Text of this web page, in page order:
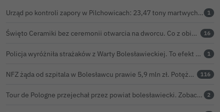
Urząd po kontroli zapory w Pilchowicach: 23,47 tony martwych ryb i zawiadomienie do prokuratury 1
Święto Ceramiki bez ceremonii otwarcia na dworcu. Co z obietnicą prezydenta Bolesławca? 16
Policja wyróżniła strażaków z Warty Bolesławieckiej. To efekt nocnej akcji, która zakończyła się sukcesem 1
NFZ żąda od szpitala w Bolesławcu prawie 5,9 mln zł. Potężny cios po kontroli rozliczeń 116
Tour de Pologne przejechał przez powiat bolesławiecki. Zobacz wideo z Zebrzydowej 2